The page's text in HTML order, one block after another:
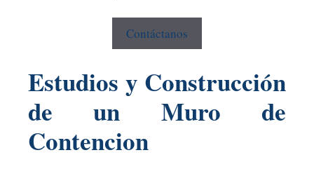
Contáctanos
Estudios y Construcción
de un Muro de
Contencion